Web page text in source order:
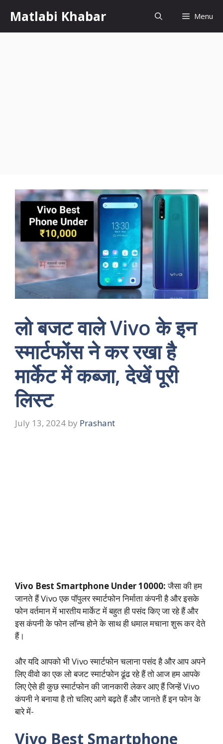
content
Matlabi Khabar Menu
लो बजट वाले Vivo के इन
स्मार्टफोंस ने कर रखा है
मार्केट में कब्जा, देखें पूरी
लिस्ट
July 13, 2024 by Prashant
Vivo Best Smartphone Under 10000:जैसा की हम
जानते हैं Vivo एक पॉपुलर स्मार्टफोन निर्माता कंपनी है और इसके
फोन वर्तमान में भारतीय मार्केट में बहुत ही पसंद किए जा रहे हैं और
इस कंपनी के फोन लॉन्च होने के साथ ही धमाल मचाना शुरू कर देते
हैं।
और यदि आपको भी Vivo स्मार्टफोन चलाना पसंद है और आप अपने
लिए वीवो का एक लो बजट स्मार्टफोन ढूंढ रहे हैं तो आज हम आपके
लिए ऐसे ही कुछ स्मार्टफोन की जानकारी लेकर आए हैं जिन्हें Vivo
कंपनी ने बनाया है तो चलिए आगे बढ़ते हैं और जानते हैं इन फोन के
बारे में-
Vivo Best Smartphone